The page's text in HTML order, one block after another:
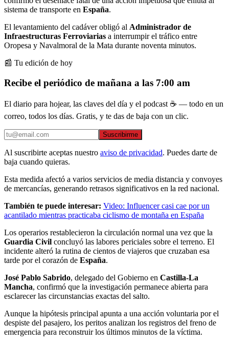
sistema de transporte en España.
El levantamiento del cadáver obligó al Administrador de
Infraestructuras Ferroviarias a interrumpir el tráfico entre
Oropesa y Navalmoral de la Mata durante noventa minutos.
📰 Tu edición de hoy
Recibe el periódico de mañana a las 7:00 am
El diario para hojear, las claves del día y el podcast ☕ — todo en un
correo, todos los días. Gratis, y te das de baja con un clic.
Suscribirme
Al suscribirte aceptas nuestro aviso de privacidad. Puedes darte de
baja cuando quieras.
Esta medida afectó a varios servicios de media distancia y convoyes
de mercancías, generando retrasos significativos en la red nacional.
También te puede interesar: Video: Influencer casi cae por un
acantilado mientras practicaba ciclismo de montaña en España
Los operarios restablecieron la circulación normal una vez que la
Guardia Civil concluyó las labores periciales sobre el terreno. El
incidente alteró la rutina de cientos de viajeros que cruzaban esa
tarde por el corazón de España.
José Pablo Sabrido, delegado del Gobierno en Castilla-La
Mancha, confirmó que la investigación permanece abierta para
esclarecer las circunstancias exactas del salto.
Aunque la hipótesis principal apunta a una acción voluntaria por el
despiste del pasajero, los peritos analizan los registros del freno de
emergencia para reconstruir los últimos minutos de la víctima.